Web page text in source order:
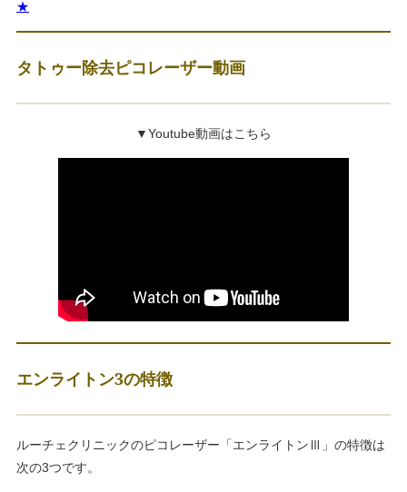
★
タトゥー除去ピコレーザー動画
▼Youtube動画はこちら
エンライトン3の特徴
ルーチェクリニックのピコレーザー「エンライトンⅢ」の特徴は
次の3つです。